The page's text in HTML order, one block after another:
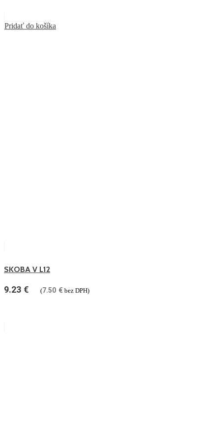
Pridať do košíka
SKOBA V L12
9.23 € (7.50 € bez DPH)